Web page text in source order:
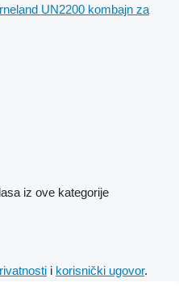
UN2200 kombajn za
iz ove kategorije
i korisnički ugovor.